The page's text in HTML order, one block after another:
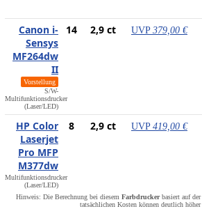
Canon i-
Sensys
MF264dw
II
Vorstellung
S/W-
Multifunktionsdrucker
(Laser/LED)
14 2,9 ct UVP 379,00 €
HP Color
Laserjet
Pro MFP
M377dw
Multifunktionsdrucker
(Laser/LED)
8 2,9 ct UVP 419,00 €
Hinweis: Die Berechnung bei diesem Farbdruckerbasiert auf
tatsächlichen Kosten können deutlich höher